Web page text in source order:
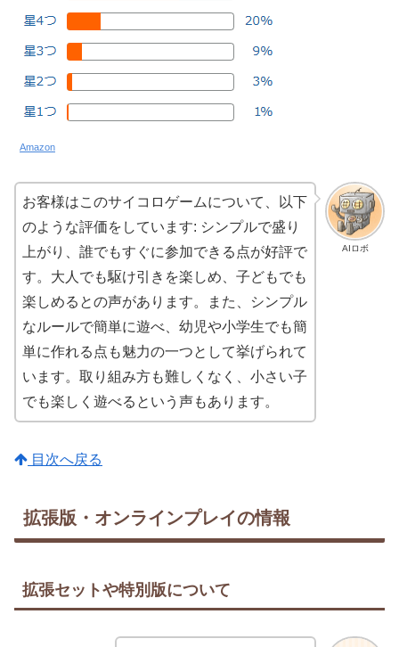
Amazon
AIロボ
お客様はこのサイコロゲームについて、以下
のような評価をしています: シンプルで盛り
上がり、誰でもすぐに参加できる点が好評で
す。大人でも駆け引きを楽しめ、子どもでも
楽しめるとの声があります。また、シンプル
なルールで簡単に遊べ、幼児や小学生でも簡
単に作れる点も魅力の一つとして挙げられて
います。取り組み方も難しくなく、小さい子
でも楽しく遊べるという声もあります。
目次へ戻る
拡張版・オンラインプレイの情報
拡張セットや特別版について